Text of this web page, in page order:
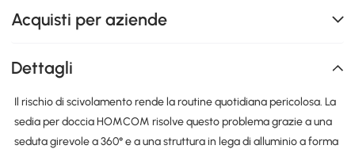
Acquisti per aziende
Dettagli
Il rischio di scivolamento rende la routine quotidiana pericolosa. La
sedia per doccia HOMCOM risolve questo problema grazie a una
seduta girevole a 360° e a una struttura in lega di alluminio a forma